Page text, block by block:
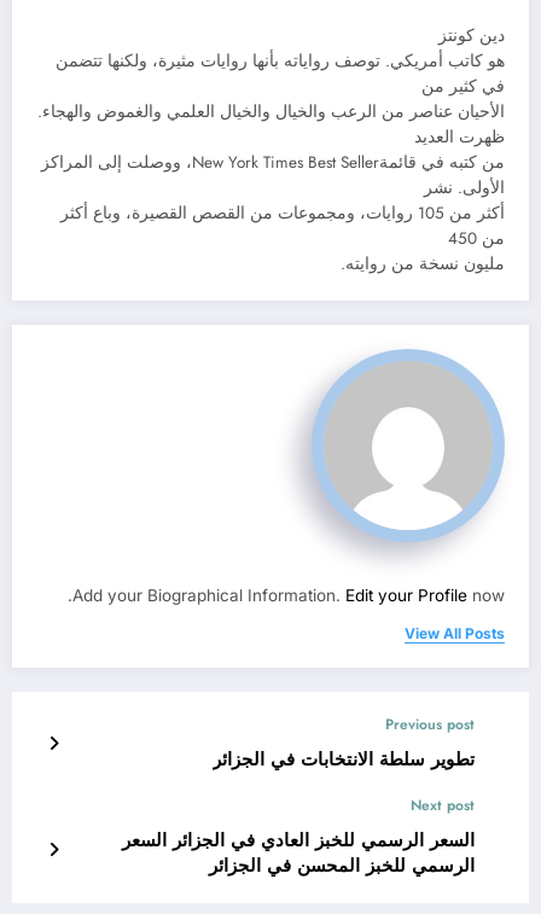
دين كونتز
هو كاتب أمريكي. توصف رواياته بأنها روايات مثيرة، ولكنها تتضمن
في كثير من
الأحيان عناصر من الرعب والخيال والخيال العلمي والغموض والهجاء.
ظهرت العديد
من كتبه في قائمةNew York Times Best Seller، ووصلت إلى المراكز
الأولى. نشر
أكثر من 105 روايات، ومجموعات من القصص القصيرة، وباع أكثر
من 450
مليون نسخة من روايته.
Add your Biographical Information. Edit your Profile now.
View All Posts
Previous post
تطوير سلطة الانتخابات في الجزائر
Next post
السعر الرسمي للخبز العادي في الجزائر السعر
الرسمي للخبز المحسن في الجزائر